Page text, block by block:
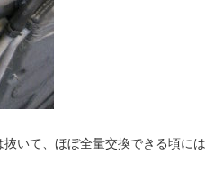
いて、ほぼ全量交換できる頃に